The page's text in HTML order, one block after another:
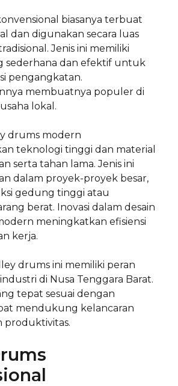
biasanya terbuat
dan digunakan secara luas
Jenis ini memiliki
sederhana dan efektif untuk
pengangkatan.
membuatnya populer di
lokal.
drums modern
teknologi tinggi dan material
serta tahan lama. Jenis ini
dalam proyek-proyek besar,
gedung tinggi atau
berat. Inovasi dalam desain
meningkatkan efisiensi
kerja.
drums ini memiliki peran
di Nusa Tenggara Barat.
tepat sesuai dengan
mendukung kelancaran
produktivitas.